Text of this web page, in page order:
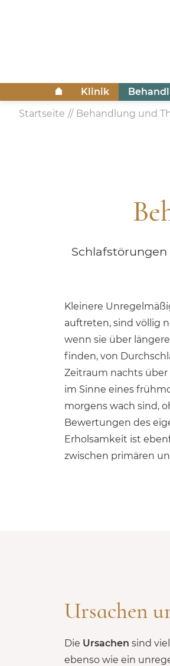
Klinik
Startseite
Behandlung und
Kleinere
auftreten, sind völlig
wenn sie über
finden, von
Zeitraum nachts über
im Sinne eines
morgens wach sind,
Bewertungen des
Erholsamkeit ist
zwischen primären
Schlafstörungen im
Ursachen
Die Ursachen sind
ebenso wie ein